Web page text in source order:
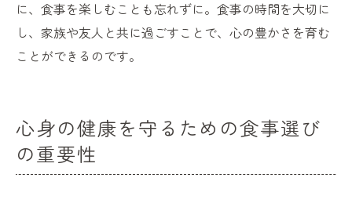
に、食事を楽しむことも忘れずに。食事の時間を大切に
し、家族や友人と共に過ごすことで、心の豊かさを育む
ことができるのです。
心身の健康を守るための食事選び
の重要性